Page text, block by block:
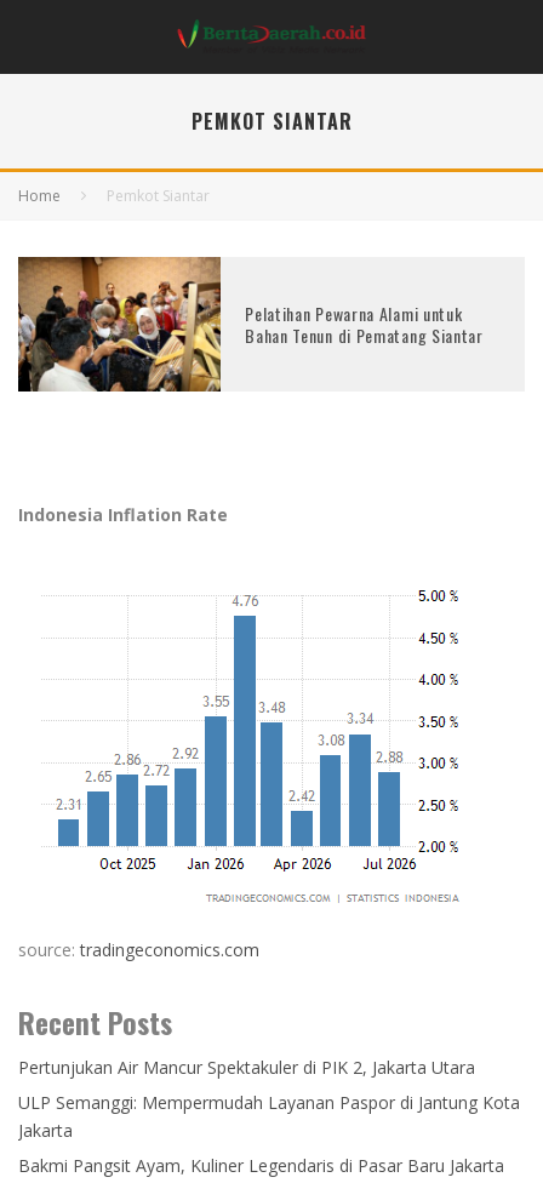
PEMKOT SIANTAR
Home Pemkot Siantar
Pelatihan Pewarna Alami untuk
Bahan Tenun di Pematang Siantar
Indonesia Inflation Rate
source:tradingeconomics.com
Recent Posts
Pertunjukan Air Mancur Spektakuler di PIK 2, Jakarta Utara
ULP Semanggi: Mempermudah Layanan Paspor di Jantung Kota
Jakarta
Bakmi Pangsit Ayam, Kuliner Legendaris di Pasar Baru Jakarta